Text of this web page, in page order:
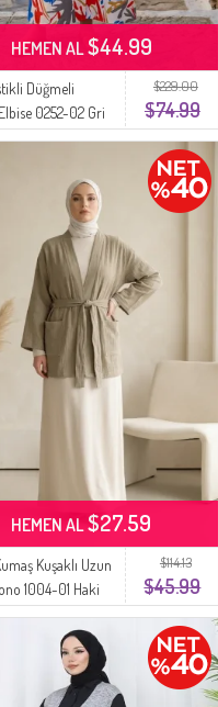
$229.00
$74.99
Düğmeli
0252-02 Gri
HEMEN AL$44.99
$114.13
$45.99
Kuşaklı Uzun
1004-01 Haki
HEMEN AL$27.59